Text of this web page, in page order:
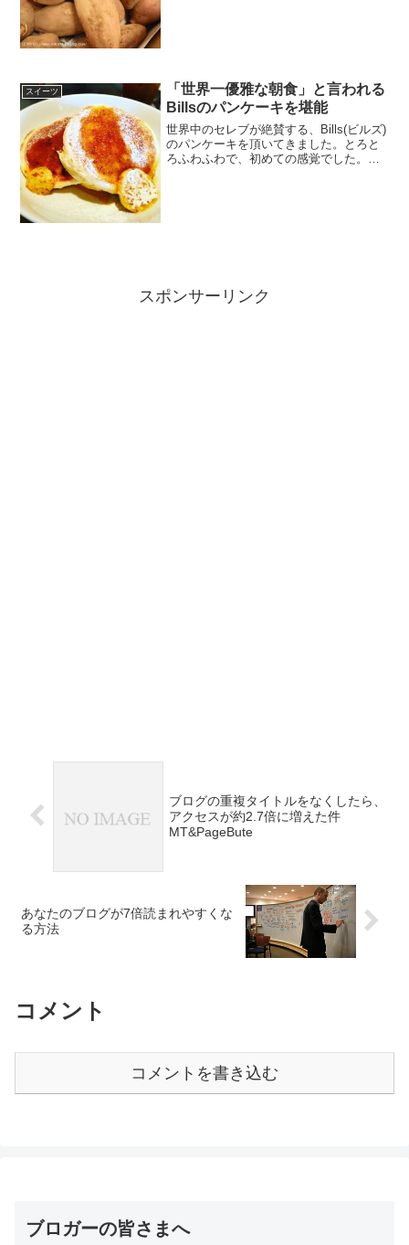
スイーツ
「世界一優雅な朝食」と言われる
Billsのパンケーキを堪能
世界中のセレブが絶賛する、Bills(ビルズ)
のパンケーキを頂いてきました。とろと
ろふわふわで、初めての感覚でした。幸
スポンサーリンク
ブログの重複タイトルをなくしたら、
アクセスが約2.7倍に増えた件
MT&PageBute
あなたのブログが7倍読まれやすくな
る方法
コメント
コメントを書き込む
ブロガーの皆さまへ